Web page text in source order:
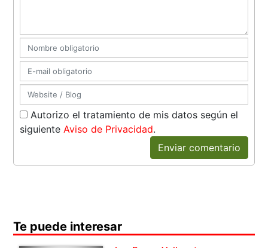
Autorizo el tratamiento de mis datos según el
siguiente Aviso de Privacidad.
Enviar comentario
Te puede interesar